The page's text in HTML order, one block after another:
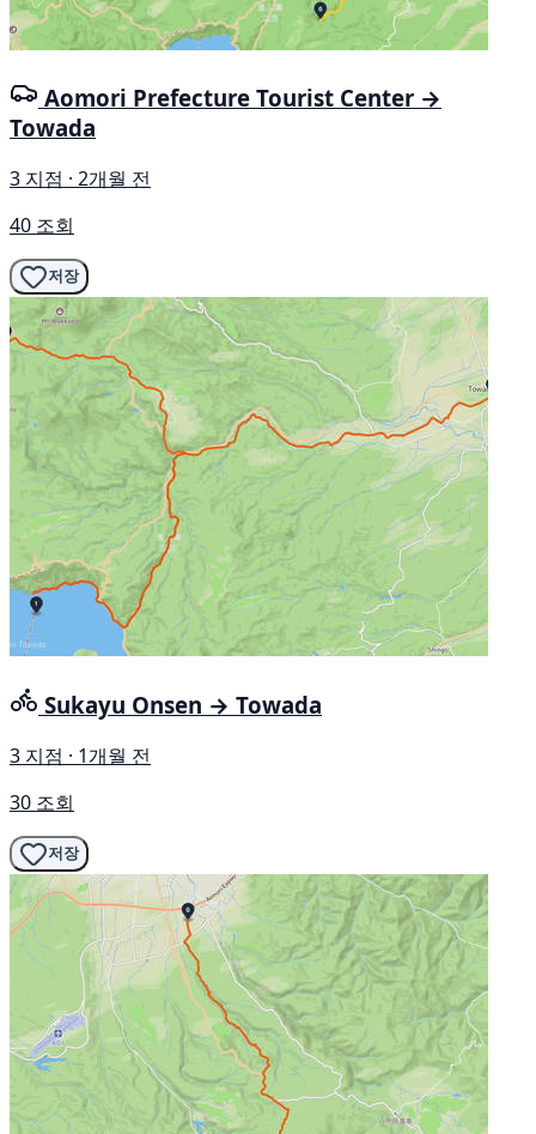
Aomori Prefecture Tourist Center →
Towada
3 지점 · 2개월 전
40 조회
저장
Sukayu Onsen → Towada
3 지점 · 1개월 전
30 조회
저장